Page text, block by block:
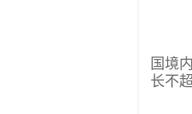
国境
长不